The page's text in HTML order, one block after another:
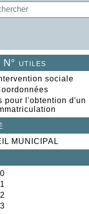
N° utiles
sociale
pour l'obtention d'un
MUNICIPAL